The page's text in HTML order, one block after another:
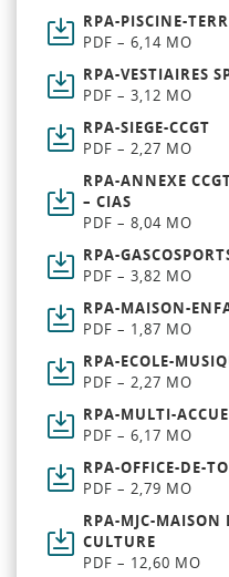
RPA-PISCINE-
PDF – 6,14 MO
RPA-VESTIAIRES
PDF – 3,12 MO
RPA-SIEGE-CCGT
PDF – 2,27 MO
RPA-ANNEXE
– CIAS
PDF – 8,04 MO
RPA-
PDF – 3,82 MO
RPA-MAISON-
PDF – 1,87 MO
RPA-ECOLE-
PDF – 2,27 MO
RPA-MULTI-
PDF – 6,17 MO
RPA-OFFICE-DE-
PDF – 2,79 MO
RPA-MJC-MAISON
CULTURE
PDF – 12,60 MO